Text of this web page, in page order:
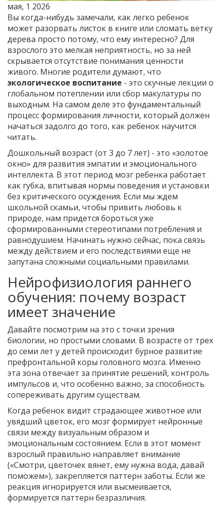
мая, 1 2026
Вы когда-нибудь замечали, как легко ребенок
может разорвать листок в книге или сломать ветку
дерева просто потому, что ему интересно? Для
взрослого это мелкая неприятность, но за ней
скрывается отсутствие понимания ценности
живого. Многие родители думают, что
экологическое воспитание - это скучные лекции о
глобальном потеплении или сбор макулатуры по
выходным. На самом деле это фундаментальный
процесс формирования личности, который должен
начаться задолго до того, как ребенок научится
читать.
Дошкольный возраст (от 3 до 7 лет) - это «золотое
окно» для развития эмпатии и эмоционального
интеллекта. В этот период мозг ребенка работает
как губка, впитывая нормы поведения и установки
без критического осуждения. Если мы ждем
школьной скамьи, чтобы привить любовь к
природе, нам придется бороться уже
сформированными стереотипами потребления и
равнодушием. Начинать нужно сейчас, пока связь
между действием и его последствиями еще не
запутана сложными социальными правилами.
Нейрофизиология раннего
обучения: почему возраст
имеет значение
Давайте посмотрим на это с точки зрения
биологии, но простыми словами. В возрасте от трех
до семи лет у детей происходит бурное развитие
префронтальной коры головного мозга. Именно
эта зона отвечает за принятие решений, контроль
импульсов и, что особенно важно, за способность
сопереживать другим существам.
Когда ребенок видит страдающее животное или
увядший цветок, его мозг формирует нейронные
связи между визуальным образом и
эмоциональным состоянием. Если в этот момент
взрослый правильно направляет внимание
(«Смотри, цветочек вянет, ему нужна вода, давай
поможем»), закрепляется паттерн заботы. Если же
реакция игнорируется или высмеивается,
формируется паттерн безразличия.